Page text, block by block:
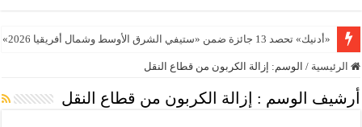
«أدنيك» تحصد 13 جائزة ضمن «ستيفي الشرق الأوسط وشمال أفريقيا 2026»
الرئيسية / الوسم: إزالة الكربون من قطاع النقل
أرشيف الوسم : إزالة الكربون من قطاع النقل